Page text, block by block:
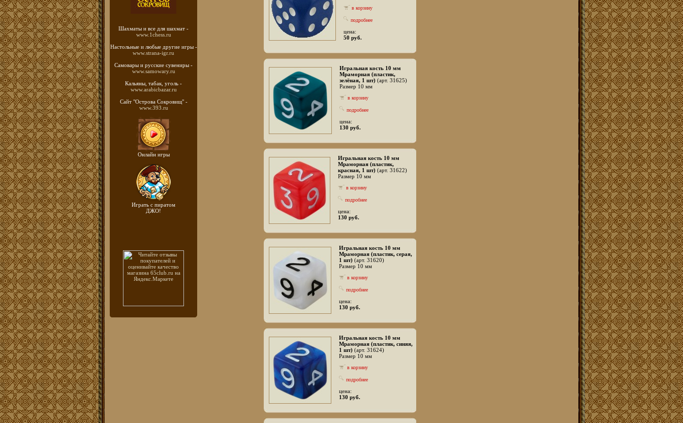
Шахматы и все для шахмат -
www.1chess.ru
Настольные и любые другие игры -
www.strana-igr.ru
Самовары и русские сувениры -
www.samowary.ru
Кальяны, табак, уголь -
www.arabicbazar.ru
Сайт "Острова Сокровищ" -
www.393.ru
Онлайн игры
Играть с пиратом
ДЖО!
в корзину
подробнее
цена:
50 руб.
Игральная кость 10 мм
Мраморная (пластик,
зелёная, 1 шт) (арт. 31625)
Размер 10 мм
в корзину
подробнее
цена:
130 руб.
Игральная кость 10 мм
Мраморная (пластик,
красная, 1 шт) (арт. 31622)
Размер 10 мм
в корзину
подробнее
цена:
130 руб.
Игральная кость 10 мм
Мраморная (пластик, серая,
1 шт) (арт. 31620)
Размер 10 мм
в корзину
подробнее
цена:
130 руб.
Игральная кость 10 мм
Мраморная (пластик, синяя,
1 шт) (арт. 31624)
Размер 10 мм
в корзину
подробнее
цена:
130 руб.